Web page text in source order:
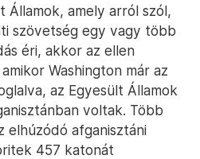
Államok, amely arról szól,
szövetség egy vagy több
éri, akkor az ellen
Washington már az
az Egyesült Államok
voltak. Több
elhúzódó afganisztáni
457 katonát